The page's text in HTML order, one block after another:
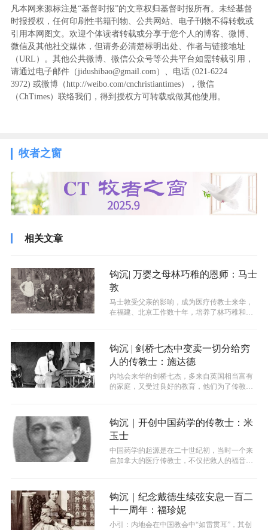
凡本网来源标注是“基督时报”的文章权归基督时报所有。未经基督
时报授权，任何印刷性书籍刊物、公共网站、电子刊物不得转载或
引用本网图文。欢迎个体读者转载或分享于您个人的博客、微博、
微信及其他社交媒体，但请务必清楚标明出处、作者与链接地址
（URL）。其他公共微博、微信公众号等公共平台如需转载引用，
请通过电子邮件（jidushibao@gmail.com）、电话 (021-6224
3972) ‬或微博（http://weibo.com/cnchristiantimes），微信
（ChTimes）联络我们，得到授权方可转载或做其他使用。
牧者之窗
相关文章
钩沉| 万婴之母林巧稚的恩师：马士
敦
马士敦受父亲的影响，成为医疗传教士来华，
在福建、北京工作数十年，培养了林巧稚和林
钩沉 | 剑桥七杰中变卖一切分给穷
人的传教士：施达德
内地会来华的剑桥七杰，多来自英国相当富有
的家庭，又受过良好的教育，他们为了传教事
钩沉｜开创中国药学的传教士：米
玉士
中国药学的起源是在二十世纪初，当时一个来
自加拿大的医疗传教士，不仅把救人的福音带
钩沉｜纪念戴德生续弦安息一百二
十一周年：福珍妮
小引：内地会在中国教会中“如雷贯耳”，其创